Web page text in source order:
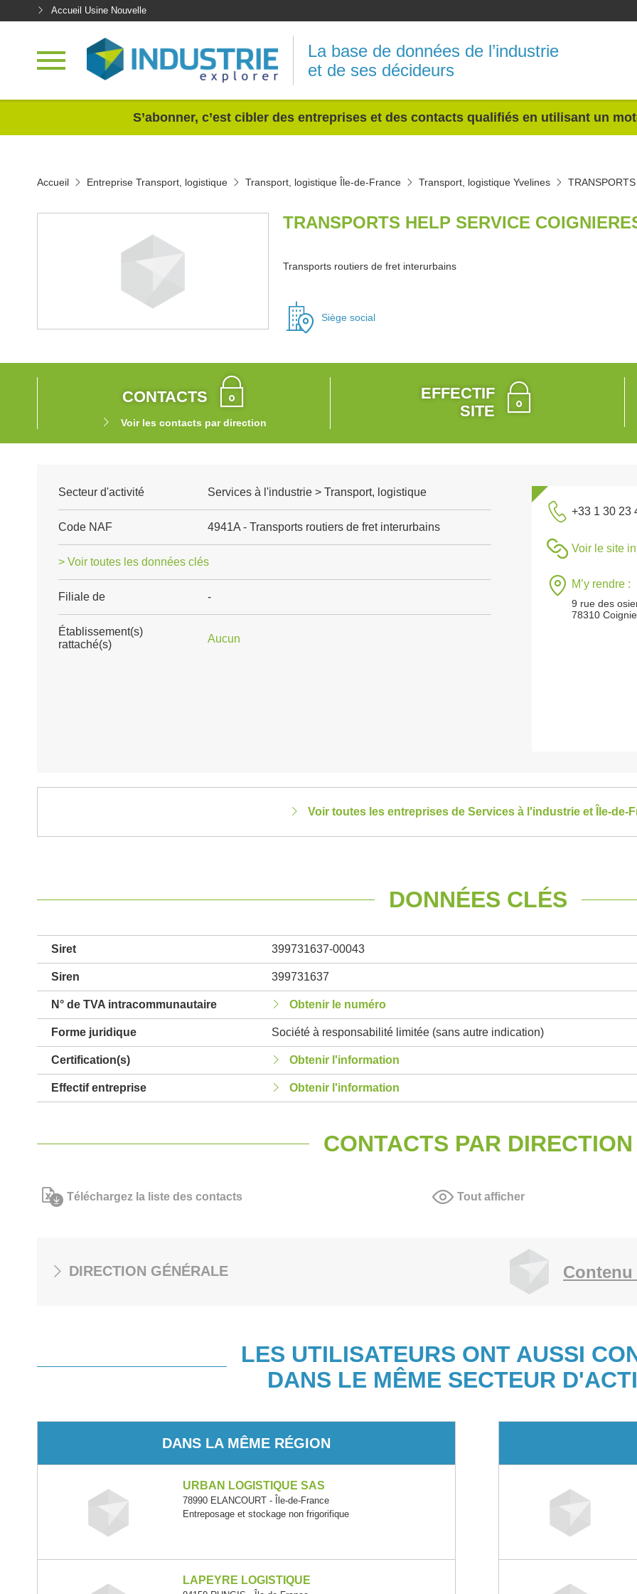
Accueil Usine Nouvelle
La base de données de l’industrie
et de ses décideurs
S’abonner, c’est cibler des entreprises et des contacts qualifiés en utilisant un
Accueil Entreprise Transport, logistique Transport, logistique Île-de-France Transport, logistique Yvelines
TRANSPORTS HELP SERVICE
Transports routiers de fret interurbains
Siège social
CONTACTS
Voir les contacts par direction
EFFECTIF
SITE
Secteur d'activité Services à l'industrie > Transport, logistique
Code NAF 4941A - Transports routiers de fret interurbains
> Voir toutes les données clés
Filiale de -
Établissement(s)
rattaché(s)
Aucun
+33 1 30 23
Voir le site
M’y rendre :
9 rue des
78310
Voir toutes les entreprises de Services à l'industrie et Île-de-
DONNÉES CLÉS
Siret 399731637-00043
Siren 399731637
N° de TVA intracommunautaire Obtenir le numéro
Forme juridique Société à responsabilité limitée (sans autre indication)
Certification(s) Obtenir l'information
Effectif entreprise Obtenir l'information
CONTACTS PAR DIRECTION
Téléchargez la liste des contacts Tout afficher
DIRECTION GÉNÉRALE
LES UTILISATEURS ONT AUSSI
DANS LE MÊME SECTEUR
DANS LA MÊME RÉGION
URBAN LOGISTIQUE SAS
78990 ELANCOURT - Île-de-France
Entreposage et stockage non frigorifique
LAPEYRE LOGISTIQUE